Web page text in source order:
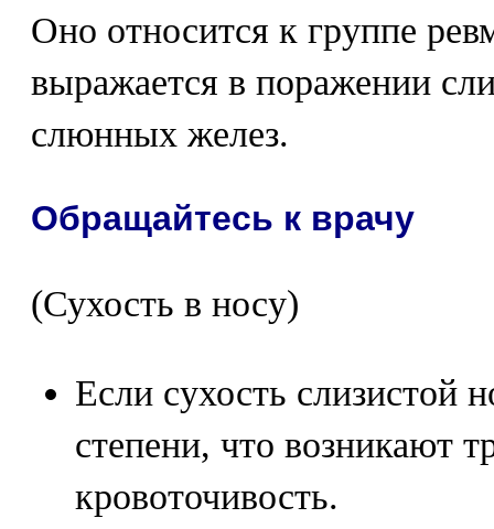
Оно относится к группе
выражается в поражении
слюнных желез.
Обращайтесь к врачу
(Сухость в носу)
Если сухость слизистой
степени, что возникают
кровоточивость.